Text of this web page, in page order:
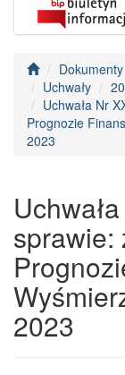
Uchwały
Uchwała Nr
Prognozie
2023
sprawie:
2023